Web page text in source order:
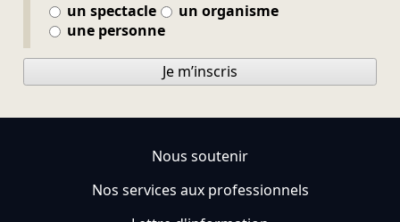
un spectacle
un organisme
une personne
Je m’inscris
Nous soutenir
Nos services aux professionnels